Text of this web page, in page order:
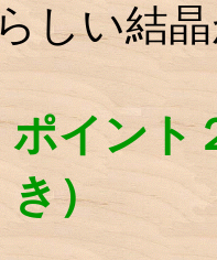
しい結
ポイント
き）